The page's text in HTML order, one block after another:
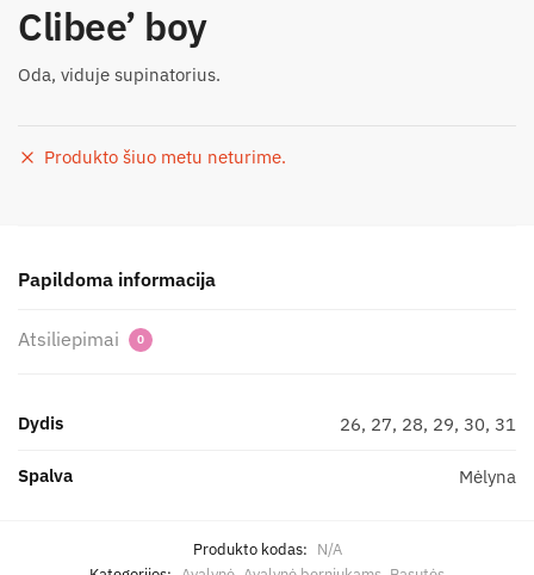
Clibee’ boy
Oda, viduje supinatorius.
Produkto šiuo metu neturime.
Papildoma informacija
Atsiliepimai 0
Dydis 26, 27, 28, 29, 30, 31
Spalva Mėlyna
Produkto kodas: N/A